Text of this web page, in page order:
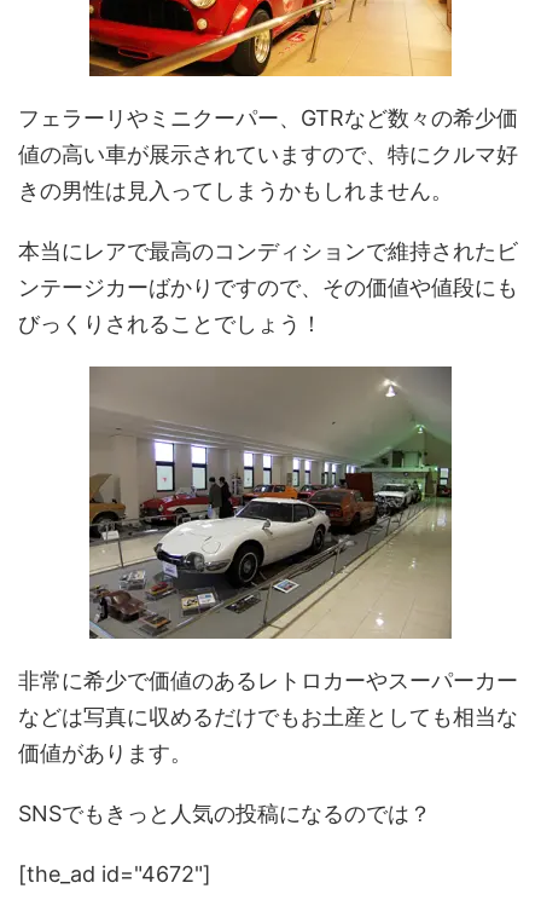
フェラーリやミニクーパー、GTRなど数々の希少価
値の高い車が展示されていますので、特にクルマ好
きの男性は見入ってしまうかもしれません。
本当にレアで最高のコンディションで維持されたビ
ンテージカーばかりですので、その価値や値段にも
びっくりされることでしょう！
非常に希少で価値のあるレトロカーやスーパーカー
などは写真に収めるだけでもお土産としても相当な
価値があります。
SNSでもきっと人気の投稿になるのでは？
[the_ad id="4672"]